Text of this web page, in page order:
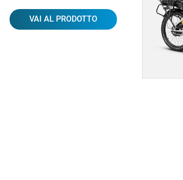
VAI AL PRODOTTO